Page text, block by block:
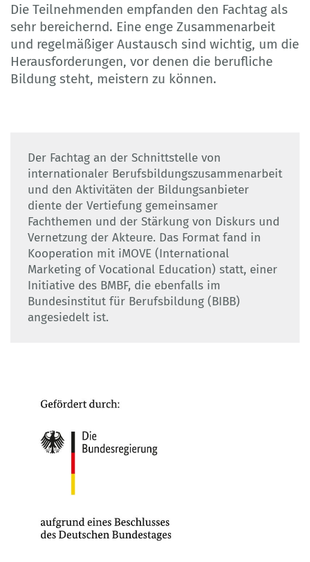
Die Teilnehmenden empfanden den Fachtag als
sehr bereichernd. Eine enge Zusammenarbeit
und regelmäßiger Austausch sind wichtig, um die
Herausforderungen, vor denen die berufliche
Bildung steht, meistern zu können.
Der Fachtag an der Schnittstelle von
internationaler Berufsbildungszusammenarbeit
und den Aktivitäten der Bildungsanbieter
diente der Vertiefung gemeinsamer
Fachthemen und der Stärkung von Diskurs und
Vernetzung der Akteure. Das Format fand in
Kooperation mit iMOVE (International
Marketing of Vocational Education) statt, einer
Initiative des BMBF, die ebenfalls im
Bundesinstitut für Berufsbildung (BIBB)
angesiedelt ist.